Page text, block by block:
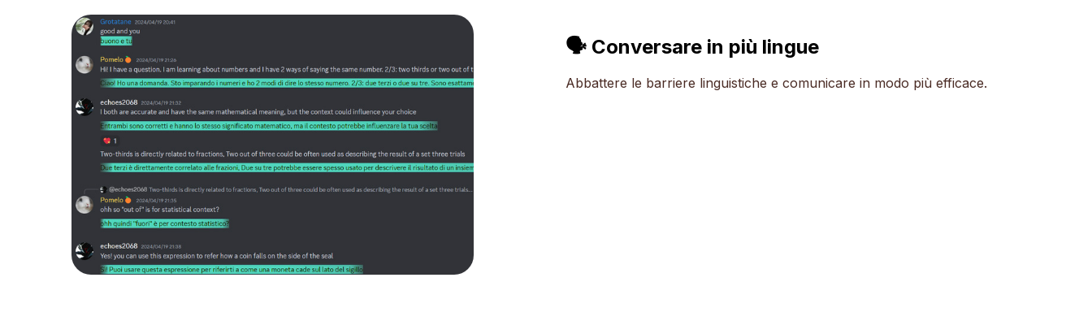
🗣 Conversare in più lingue
Abbattere le barriere linguistiche e comunicare in modo più efficace.